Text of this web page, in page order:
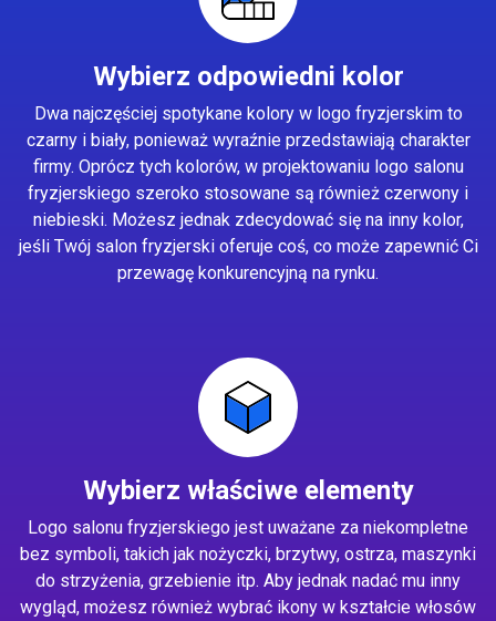
Wybierz odpowiedni kolor
Dwa najczęściej spotykane kolory w logo fryzjerskim to
czarny i biały, ponieważ wyraźnie przedstawiają charakter
firmy. Oprócz tych kolorów, w projektowaniu logo salonu
fryzjerskiego szeroko stosowane są również czerwony i
niebieski. Możesz jednak zdecydować się na inny kolor,
jeśli Twój salon fryzjerski oferuje coś, co może zapewnić Ci
przewagę konkurencyjną na rynku.
Wybierz właściwe elementy
Logo salonu fryzjerskiego jest uważane za niekompletne
bez symboli, takich jak nożyczki, brzytwy, ostrza, maszynki
do strzyżenia, grzebienie itp. Aby jednak nadać mu inny
wygląd, możesz również wybrać ikony w kształcie włosów